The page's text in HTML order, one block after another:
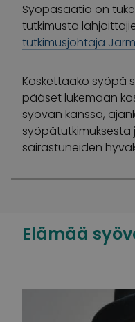
Syöpäsäätiö on
tutkimusta
tutkimusjohtaja
Koskettaako syöpä
pääset lukemaan
syövän kanssa,
sairastuneiden
Elämää